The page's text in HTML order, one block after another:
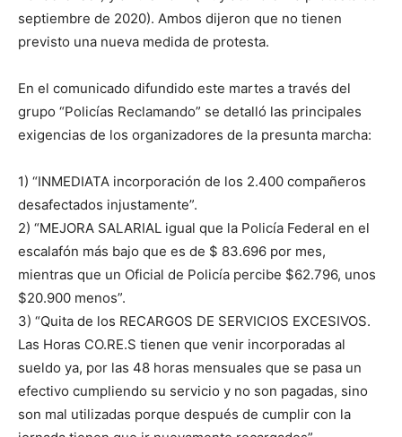
septiembre de 2020). Ambos dijeron que no tienen
previsto una nueva medida de protesta.
En el comunicado difundido este martes a través del
grupo “Policías Reclamando” se detalló las principales
exigencias de los organizadores de la presunta marcha:
1) “INMEDIATA incorporación de los 2.400 compañeros
desafectados injustamente”.
2) “MEJORA SALARIAL igual que la Policía Federal en el
escalafón más bajo que es de $ 83.696 por mes,
mientras que un Oficial de Policía percibe $62.796, unos
$20.900 menos”.
3) “Quita de los RECARGOS DE SERVICIOS EXCESIVOS.
Las Horas CO.RE.S tienen que venir incorporadas al
sueldo ya, por las 48 horas mensuales que se pasa un
efectivo cumpliendo su servicio y no son pagadas, sino
son mal utilizadas porque después de cumplir con la